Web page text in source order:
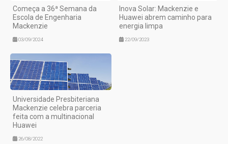
Começa a 36ª Semana da
Escola de Engenharia
Mackenzie
03/09/2024
Inova Solar: Mackenzie e
Huawei abrem caminho para
energia limpa
22/09/2023
Universidade Presbiteriana
Mackenzie celebra parceria
feita com a multinacional
Huawei
26/08/2022